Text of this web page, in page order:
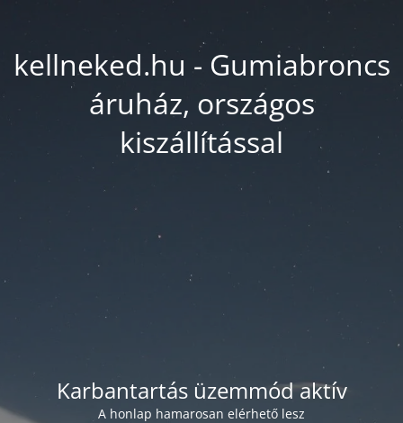
kellneked.hu - Gumiabroncs
áruház, országos
kiszállítással
Karbantartás üzemmód aktív
A honlap hamarosan elérhető lesz